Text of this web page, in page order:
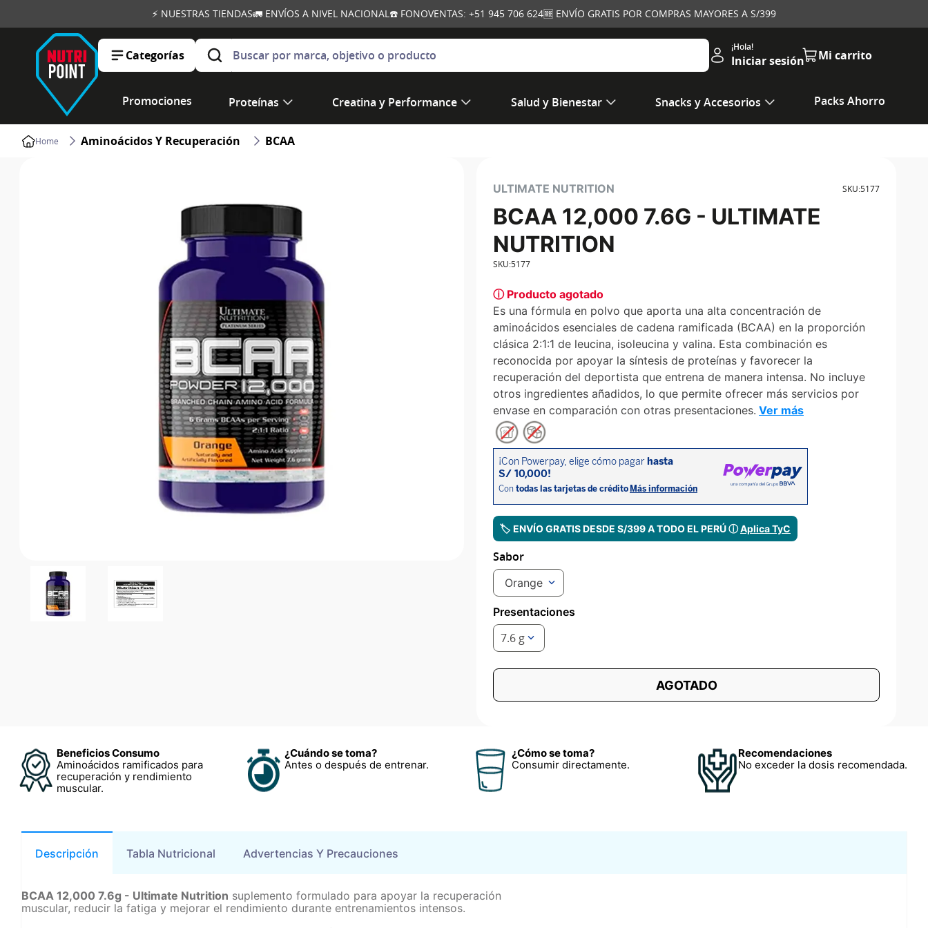
⚡ NUESTRAS TIENDAS🚛 ENVÍOS A NIVEL NACIONAL☎️ FONOVENTAS: +51 945 706 624🆓 ENVÍO GRATIS POR COMPRAS MAYORES A S/399
Categorías
Buscar por marca, objetivo o producto
Iniciar sesión
Promociones Proteínas Creatina y Performance Salud y Bienestar Snacks y Accesorios Packs Ahorro
Aminoácidos Y Recuperación BCAA
ULTIMATE NUTRITION SKU:5177
BCAA 12,000 7.6G - ULTIMATE
NUTRITION
SKU:5177
ⓘ Producto agotado
Es una fórmula en polvo que aporta una alta concentración de
aminoácidos esenciales de cadena ramificada (BCAA) en la proporción
clásica 2:1:1 de leucina, isoleucina y valina. Esta combinación es
reconocida por apoyar la síntesis de proteínas y favorecer la
recuperación del deportista que entrena de manera intensa. No incluye
otros ingredientes añadidos, lo que permite ofrecer más servicios por
envase en comparación con otras presentaciones. Ver más
🏷️ ENVÍO GRATIS DESDE S/399 A TODO EL PERÚ ⓘAplica TyC
Sabor
Orange
Presentaciones
7.6 g
AGOTADO
Beneficios Consumo
Aminoácidos ramificados para
recuperación y rendimiento
muscular.
¿Cuándo se toma?
Antes o después de entrenar.
¿Cómo se toma?
Consumir directamente.
Recomendaciones
No exceder la dosis recomendada.
Descripción Tabla Nutricional Advertencias Y Precauciones
BCAA 12,000 7.6g - Ultimate Nutrition suplemento formulado para apoyar la recuperación
muscular, reducir la fatiga y mejorar el rendimiento durante entrenamientos intensos.